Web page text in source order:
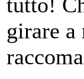
girare